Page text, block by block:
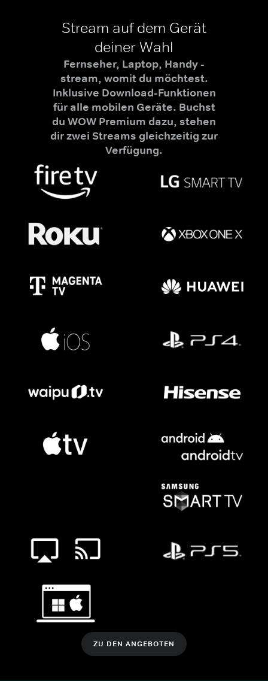
Stream auf dem Gerät
deiner Wahl
Fernseher, Laptop, Handy -
stream, womit du möchtest.
Inklusive Download-Funktionen
für alle mobilen Geräte. Buchst
du WOW Premium dazu, stehen
dir zwei Streams gleichzeitig zur
Verfügung.
ZU DEN ANGEBOTEN